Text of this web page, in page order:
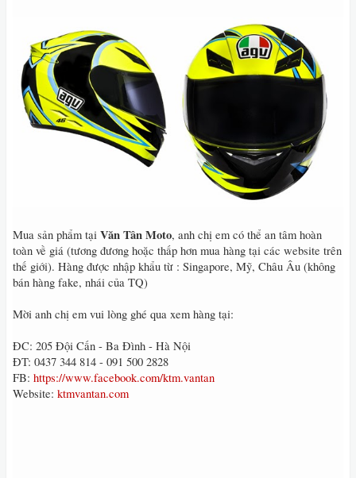
Mua sản phẩm tại Văn Tân Moto, anh chị em có thể an tâm hoàn
toàn về giá (tương đương hoặc thấp hơn mua hàng tại các website trên
thế giới). Hàng được nhập khẩu từ : Singapore, Mỹ, Châu Âu (không
bán hàng fake, nhái của TQ)
Mời anh chị em vui lòng ghé qua xem hàng tại:
ĐC: 205 Đội Cấn - Ba Đình - Hà Nội
ĐT: 0437 344 814 - 091 500 2828
FB: https://www.facebook.com/ktm.vantan
Website: ktmvantan.com